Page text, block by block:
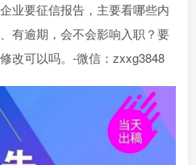
业要征信报告，主要看哪些内
有逾期，会不会影响入职？要
改可以吗。-微信：zxxg3848